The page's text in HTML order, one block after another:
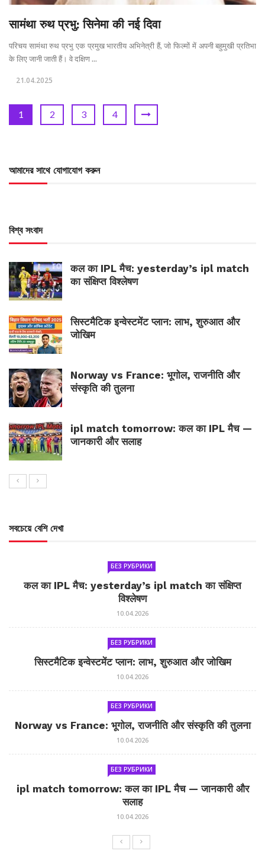
सामंथा रुथ प्रभु: सिनेमा की नई दिवा
परिचय सामंथा रुथ प्रभु एक प्रमुख भारतीय अभिनेत्री हैं, जो फिल्मों में अपनी बहुमुखी प्रतिभा
के लिए जानी जाती हैं। वे दक्षिण ...
21.04.2025
1 2 3 4
আমাদের সাথে যোগাযোগ করুন
বিশ্ব সংবাদ
कल का IPL मैच: yesterday’s ipl match
का संक्षिप्त विश्लेषण
सिस्टमैटिक इन्वेस्टमेंट प्लान: लाभ, शुरुआत और
जोखिम
Norway vs France: भूगोल, राजनीति और
संस्कृति की तुलना
ipl match tomorrow: कल का IPL मैच —
जानकारी और सलाह
সবচেয়ে বেশি দেখা
БЕЗ РУБРИКИ
कल का IPL मैच: yesterday’s ipl match का संक्षिप्त
विश्लेषण
10.04.2026
БЕЗ РУБРИКИ
सिस्टमैटिक इन्वेस्टमेंट प्लान: लाभ, शुरुआत और जोखिम
10.04.2026
БЕЗ РУБРИКИ
Norway vs France: भूगोल, राजनीति और संस्कृति की तुलना
10.04.2026
БЕЗ РУБРИКИ
ipl match tomorrow: कल का IPL मैच — जानकारी और
सलाह
10.04.2026